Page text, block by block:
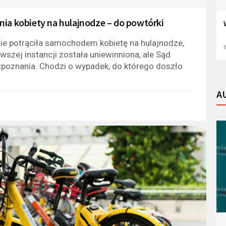
kobiety na hulajnodze – do powtórki
potrąciła samochodem kobietę na hulajnodze,
instancji została uniewinniona, ale Sąd
Chodzi o wypadek, do którego doszło